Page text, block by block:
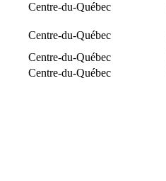
Centre-du-Québec
Centre-du-Québec
Centre-du-Québec
Centre-du-Québec